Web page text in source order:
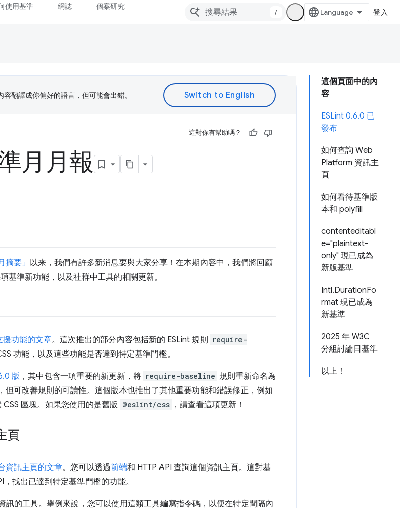
使用基準 網誌 個案研究
/ 登入
這個頁面中的內
容
ESLint 0.6.0 已
發布
如何查詢 Web
Platform 資訊主
頁
如何看待基準版
本和 polyfill
contenteditabl
e="plaintext-
only" 現已成為
新版基準
Intl.DurationFo
rmat 現已成為
新基準
2025 年 W3C
分組討論日基準
以上！
翻譯成你偏好的語言，但可能會出錯。
這對你有幫助嗎？
月月報
摘要」 以来，我們有許多新消息要與大家分享！在本期內容中，我們將回顧
基準新功能，以及社群中工具的相關更新。
援功能的文章。這次推出的部分內容包括新的 ESLint 規則
require-
功能，以及這些功能是否達到特定基準門檻。
版 ，其中包含一項重要的新更新，將 require-baseline 規則重新命名為
但可改善規則的可讀性。這個版本也推出了其他重要功能和錯誤修正，例如
區塊。如果您使用的是舊版 @eslint/css ，請查看這項更新！
頁
資訊主頁的文章。您可以透過前端和 HTTP API 查詢這個資訊主頁。這對基
找出已達到特定基準門檻的功能。
訊的工具。舉例來說，您可以使用這類工具編寫指令碼，以便在特定間隔內